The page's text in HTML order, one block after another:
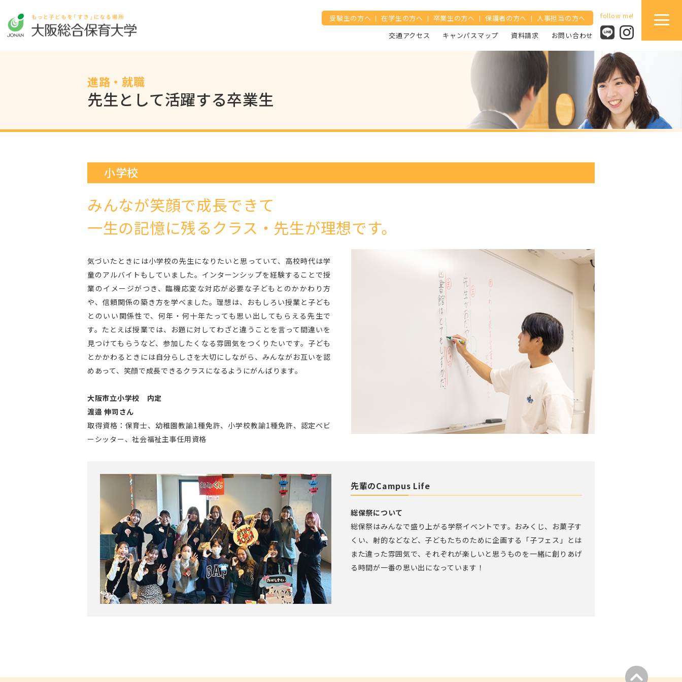
受験生の方へ 在学生の方へ 卒業生の方へ 保護者の方へ
人事担当の方へ
交通アクセス
キャンパスマップ 資料請求 お問い合わせ
進路・就職
先生として活躍する卒業生
小学校
みんなが笑顔で成長できて
一生の記憶に残るクラス・先生が理想です。
気づいたときには小学校の先生になりたいと思っていて、高校時代は学
童のアルバイトもしていました。インターンシップを経験することで授
業のイメージがつき、臨機応変な対応が必要な子どもとのかかわり方
や、信頼関係の築き方を学べました。理想は、おもしろい授業と子ども
とのいい関係性で、何年・何十年たっても思い出してもらえる先生で
す。たとえば授業では、お題に対してわざと違うことを言って間違いを
見つけてもらうなど、参加したくなる雰囲気をつくりたいです。子ども
とかかわるときには自分らしさを大切にしながら、みんながお互いを認
めあって、笑顔で成長できるクラスになるようにがんばります。
大阪市立小学校 内定
渡邉 伸司さん
取得資格：保育士、幼稚園教諭1種免許、小学校教諭1種免許、認定ベビ
ーシッター、社会福祉主事任用資格
先輩のCampus Life
総保祭について
総保祭はみんなで盛り上がる学祭イベントです。おみくじ、お菓子す
くい、射的などなど、子どもたちのために企画する「子フェス」とは
また違った雰囲気で、それぞれが楽しいと思うものを一緒に創りあげ
る時間が一番の思い出になっています！